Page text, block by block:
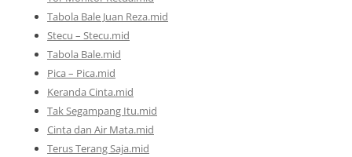
Tabola Bale Juan Reza.mid
Stecu – Stecu.mid
Tabola Bale.mid
Pica – Pica.mid
Keranda Cinta.mid
Tak Segampang Itu.mid
Cinta dan Air Mata.mid
Terus Terang Saja.mid